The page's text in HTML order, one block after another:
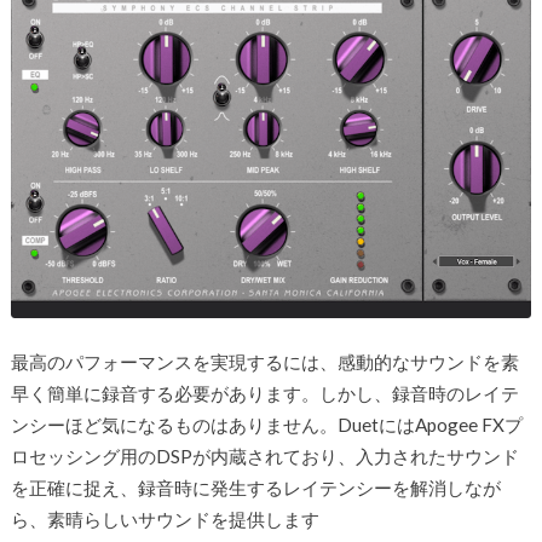
最高のパフォーマンスを実現するには、感動的なサウンドを素
早く簡単に録音する必要があります。しかし、録音時のレイテ
ンシーほど気になるものはありません。DuetにはApogee FXプ
ロセッシング用のDSPが内蔵されており、入力されたサウンド
を正確に捉え、録音時に発生するレイテンシーを解消しなが
ら、素晴らしいサウンドを提供します